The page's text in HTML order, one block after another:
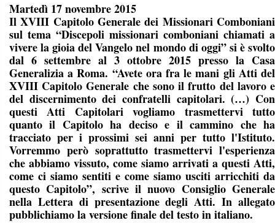
Martedì 17 novembre 2015
Il XVIII Capitolo Generale dei Missionari Comboniani
sul tema “Discepoli missionari comboniani chiamati a
vivere la gioia del Vangelo nel mondo di oggi” si è svolto
dal 6 settembre al 3 ottobre 2015 presso la Casa
Generalizia a Roma. “Avete ora fra le mani gli Atti del
XVIII Capitolo Generale che sono il frutto del lavoro e
del discernimento dei confratelli capitolari. (…) Con
questi Atti Capitolari vogliamo trasmettervi tutto
quanto il Capitolo ha deciso e il cammino che ha
tracciato per i prossimi sei anni per tutto l'Istituto.
Vorremmo però soprattutto trasmettervi l'esperienza
che abbiamo vissuto, come siamo arrivati a questi Atti,
come ci siamo sentiti e come siamo usciti arricchiti da
questo Capitolo”, scrive il nuovo Consiglio Generale
nella Lettera di presentazione degli Atti. In allegato
pubblichiamo la versione finale del testo in italiano.